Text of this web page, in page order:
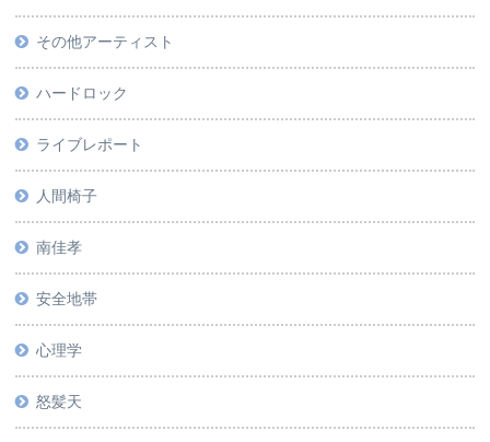
その他アーティスト
ハードロック
ライブレポート
人間椅子
南佳孝
安全地帯
心理学
怒髪天